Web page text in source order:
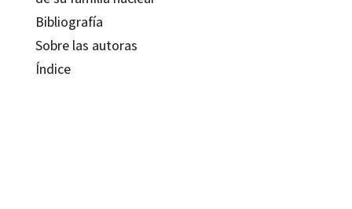
Bibliografía
Sobre las autoras
Índice